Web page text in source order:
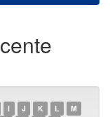
I J K L
M